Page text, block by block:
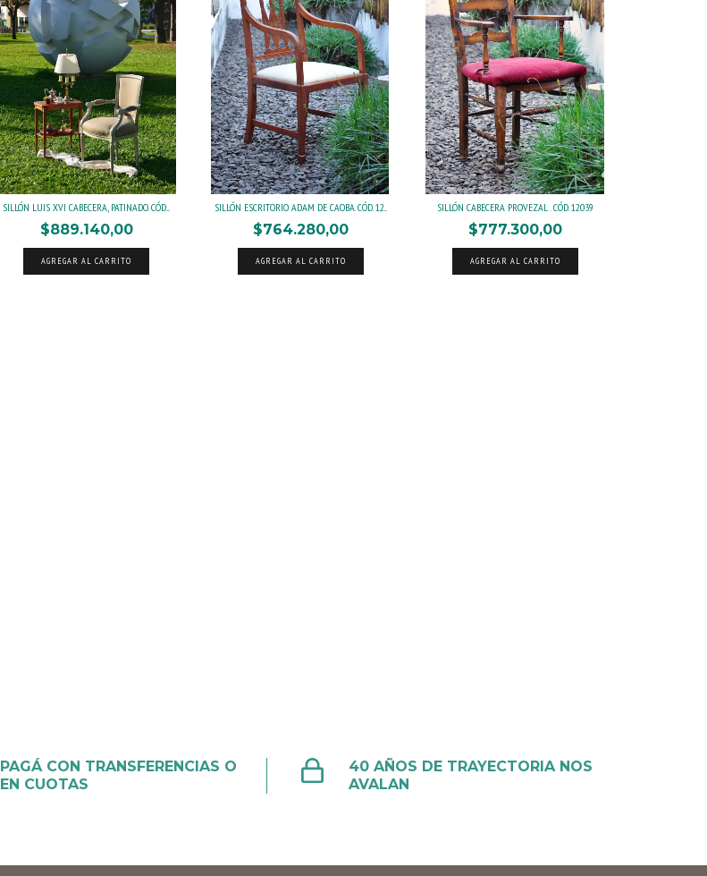
SILLÓN LUIS XVI CABECERA, PATINADO. CÓD....
$889.140,00
AGREGAR AL CARRITO
SILLÓN ESCRITORIO ADAM DE CAOBA. CÓD. 12...
$764.280,00
AGREGAR AL CARRITO
SILLÓN CABECERA PROVEZAL . CÓD. 12039
$777.300,00
AGREGAR AL CARRITO
PAGÁ CON TRANSFERENCIAS O
EN CUOTAS
40 AÑOS DE TRAYECTORIA NOS
AVALAN